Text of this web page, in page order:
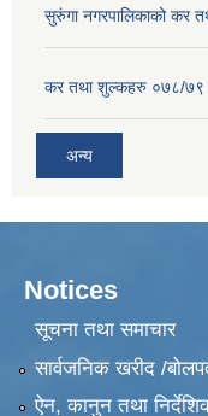
सुरुंगा नगरपालिकाको कर
कर तथा शुल्कहरु ०७८/७९
अन्य
Notices
सूचना तथा समाचार
सार्वजनिक खरीद /
ऐन, कानुन तथा